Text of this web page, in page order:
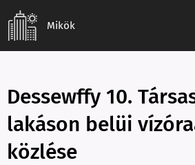
Mikök
Dessewffy 10.
lakáson belüi
közlése